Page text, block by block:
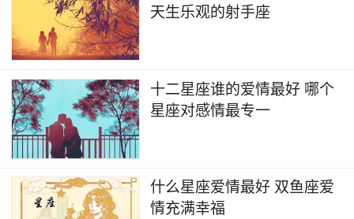
天生乐观的射手座
十二星座谁的爱情最好 哪个
星座对感情最专一
什么星座爱情最好 双鱼座爱
情充满幸福